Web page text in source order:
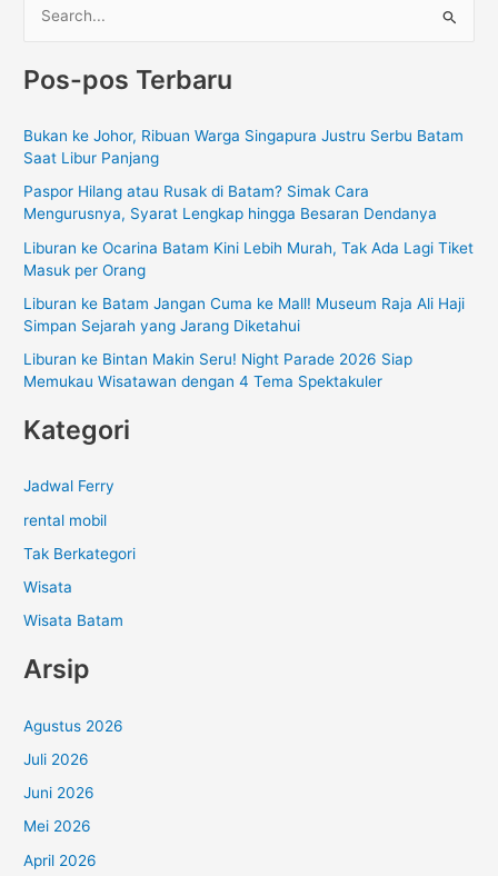
r
u
n
t
Pos-pos Terbaru
Bukan ke Johor, Ribuan Warga Singapura Justru Serbu Batam
Saat Libur Panjang
Paspor Hilang atau Rusak di Batam? Simak Cara
Mengurusnya, Syarat Lengkap hingga Besaran Dendanya
Liburan ke Ocarina Batam Kini Lebih Murah, Tak Ada Lagi Tiket
Masuk per Orang
Liburan ke Batam Jangan Cuma ke Mall! Museum Raja Ali Haji
Simpan Sejarah yang Jarang Diketahui
Liburan ke Bintan Makin Seru! Night Parade 2026 Siap
Memukau Wisatawan dengan 4 Tema Spektakuler
Kategori
Jadwal Ferry
rental mobil
Tak Berkategori
Wisata
Wisata Batam
Arsip
Agustus 2026
Juli 2026
Juni 2026
Mei 2026
April 2026